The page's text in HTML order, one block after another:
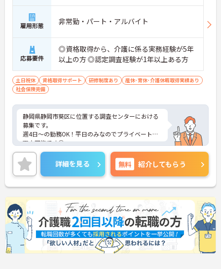
雇用形態 非常勤・パート・アルバイト
応募要件
◎資格取得から、介護に係る実務経験が5年
以上の方 ◎認定調査経験が1年以上ある方
土日祝休 資格取得サポート 研修制度あり
産休･育休･介護休暇取得実績あり
社会保険完備
静岡県静岡市葵区に位置する調査センターにおける
募集です。
週4日～の勤務OK！平日のみなのでプライベートと
両立可能です◎
ご興味のある方には、面接対策ポイントなど、さら
に詳細をご案内しますのでお気軽にご相談くださ
い！
＜おすすめポイント＞
・扶養内での勤務もOK！ライフスタイルに合わせて
働けます♪
・週4日～5日で無理なく勤務♪日数はお気軽にご相
談ください！
・事前研修やOJTがあるので、初めての方も安心で
す！
・ブランクがある方も歓迎です！ゆっくり感覚を取
詳細を見る 無料 紹介してもらう